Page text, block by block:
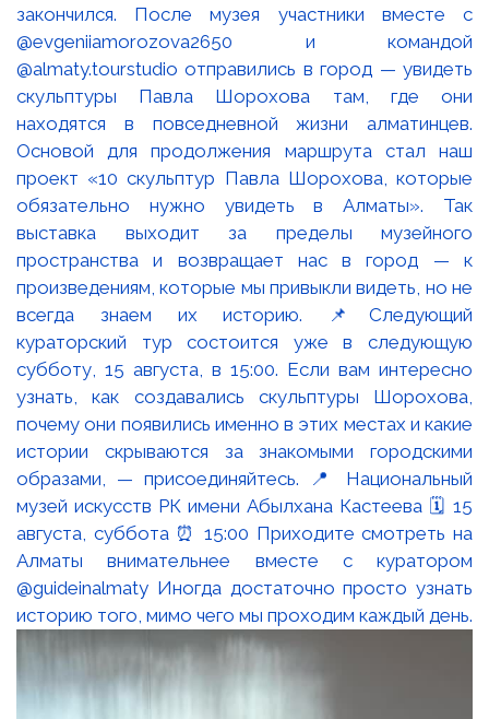
закончился. После музея участники вместе с
@evgeniiamorozova2650 и командой
@almaty.tourstudio отправились в город — увидеть
скульптуры Павла Шорохова там, где они
находятся в повседневной жизни алматинцев.
Основой для продолжения маршрута стал наш
проект «10 скульптур Павла Шорохова, которые
обязательно нужно увидеть в Алматы». Так
выставка выходит за пределы музейного
пространства и возвращает нас в город — к
произведениям, которые мы привыкли видеть, но не
всегда знаем их историю. 📌Следующий
кураторский тур состоится уже в следующую
субботу, 15 августа, в 15:00. Если вам интересно
узнать, как создавались скульптуры Шорохова,
почему они появились именно в этих местах и какие
истории скрываются за знакомыми городскими
образами, — присоединяйтесь. 📍 Национальный
музей искусств РК имени Абылхана Кастеева 🗓 15
августа, суббота ⏰ 15:00 Приходите смотреть на
Алматы внимательнее вместе с куратором
@guideinalmaty Иногда достаточно просто узнать
историю того, мимо чего мы проходим каждый день.